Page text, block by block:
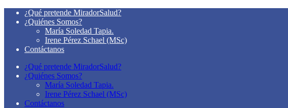
¿Qué pretende MiradorSalud?
¿Quiénes Somos?
María Soledad Tapia.
Irene Pérez Schael (MSc)
Contáctanos
¿Qué pretende MiradorSalud?
¿Quiénes Somos?
María Soledad Tapia.
Irene Pérez Schael (MSc)
Contáctanos